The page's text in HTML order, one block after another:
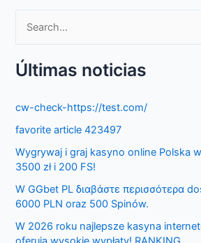
a
c
h
f
o
r
Últimas noticias
cw-check-https://test.com/
favorite article 423497
Wygrywaj i graj kasyno online Polska
3500 zł i 200 FS!
W GGbet PL διαβάστε περισσότερα
6000 PLN oraz 500 Spinów.
W 2026 roku najlepsze kasyna